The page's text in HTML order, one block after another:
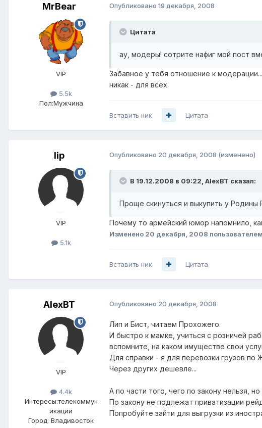
MrBear
VIP
5.5k
Пол:Мужчина
Опубликовано 19 декабря, 2008
Цитата
ау, модеры! сотрите нафиг мой пост
Забавное у тебя отношение к
никак - для всех.
Вставить ник Цитата
lip
VIP
5.1k
Опубликовано 20 декабря, 2008 (изменено)
В 19.12.2008 в 09:22, AlexBT сказал:
Проще скинуться и выкупить у
Почему то армейский юмор напомнило,
Изменено 20 декабря, 2008
Вставить ник Цитата
AlexBT
VIP
4.4k
Интересы:телекоммун
икации
Город: Владивосток
Опубликовано 20 декабря, 2008
Лип и Бист, читаем Прохожего.
И быстро к мамке, учиться с розничей
вспомните, на каком имуществе свои
Для справки - я для перевозки грузов
Через других дешевле...
А по части того, чего по закону нельзя,
По закону не подлежат приватизации
Попробуйте зайти для выгрузки из